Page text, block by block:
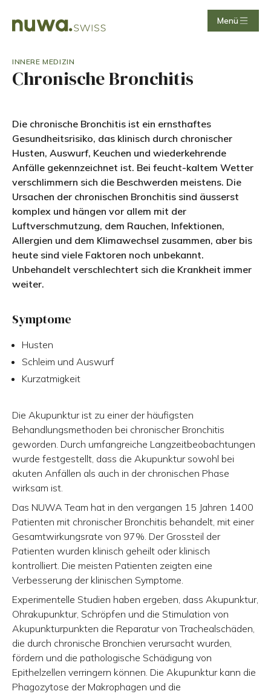
Menü
INNERE MEDIZIN
Chronische Bronchitis
Die chronische Bronchitis ist ein ernsthaftes
Gesundheitsrisiko, das klinisch durch chronischer
Husten, Auswurf, Keuchen und wiederkehrende
Anfälle gekennzeichnet ist. Bei feucht-kaltem Wetter
verschlimmern sich die Beschwerden meistens. Die
Ursachen der chronischen Bronchitis sind äusserst
komplex und hängen vor allem mit der
Luftverschmutzung, dem Rauchen, Infektionen,
Allergien und dem Klimawechsel zusammen, aber bis
heute sind viele Faktoren noch unbekannt.
Unbehandelt verschlechtert sich die Krankheit immer
weiter.
Symptome
Husten
Schleim und Auswurf
Kurzatmigkeit
Die Akupunktur ist zu einer der häufigsten
Behandlungsmethoden bei chronischer Bronchitis
geworden. Durch umfangreiche Langzeitbeobachtungen
wurde festgestellt, dass die Akupunktur sowohl bei
akuten Anfällen als auch in der chronischen Phase
wirksam ist.
Das NUWA Team hat in den vergangen 15 Jahren 1400
Patienten mit chronischer Bronchitis behandelt, mit einer
Gesamtwirkungsrate von 97%. Der Grossteil der
Patienten wurden klinisch geheilt oder klinisch
kontrolliert. Die meisten Patienten zeigten eine
Verbesserung der klinischen Symptome.
Experimentelle Studien haben ergeben, dass Akupunktur,
Ohrakupunktur, Schröpfen und die Stimulation von
Akupunkturpunkten die Reparatur von Trachealschäden,
die durch chronische Bronchien verursacht wurden,
fördern und die pathologische Schädigung von
Epithelzellen verringern können. Die Akupunktur kann die
Phagozytose der Makrophagen und die